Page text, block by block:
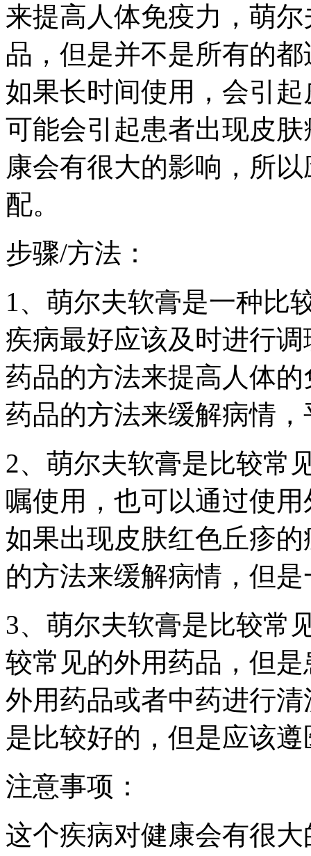
来提高人体免疫力，萌
品，但是并不是所有的
如果长时间使用，会引
可能会引起患者出现皮
康会有很大的影响，所
配。
步骤/方法：
1、萌尔夫软膏是一种比
疾病最好应该及时进行
药品的方法来提高人体
药品的方法来缓解病情
2、萌尔夫软膏是比较常
嘱使用，也可以通过使
如果出现皮肤红色丘疹
的方法来缓解病情，但
3、萌尔夫软膏是比较常
较常见的外用药品，但
外用药品或者中药进行
是比较好的，但是应该
注意事项：
这个疾病对健康会有很